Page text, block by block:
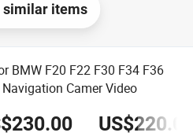
similar items
BMW F20 F22 F30 F34 F36
Camer Video